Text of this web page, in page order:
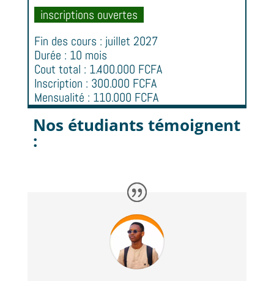
inscriptions ouvertes
Fin des cours : juillet 2027
Durée : 10 mois
Cout total : 1.400.000 FCFA
Inscription : 300.000 FCFA
Mensualité : 110.000 FCFA
Nos étudiants témoignent
: